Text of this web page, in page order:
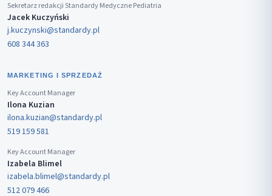
Sekretarz redakcji Standardy Medyczne Pediatria
Jacek Kuczyński
j.kuczynski@standardy.pl
608 344 363
MARKETING I SPRZEDAŻ
Key Account Manager
Ilona Kuzian
ilona.kuzian@standardy.pl
519 159 581
Key Account Manager
Izabela Blimel
izabela.blimel@standardy.pl
512 079 466